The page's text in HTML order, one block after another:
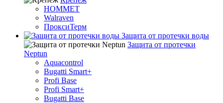
HOMMET
Walraven
ПроксиТерм
Защита от протечки воды
Защита от протечки
Neptun
Aquacontrol
Bugatti Smart+
Profi Base
Profi Smart+
Bugatti Base